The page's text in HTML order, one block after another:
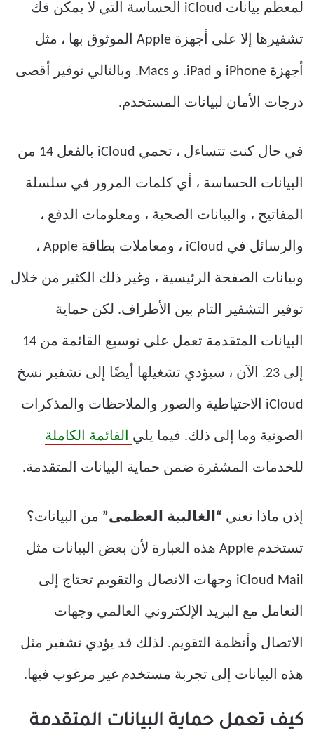
لمعظم بيانات iCloud الحساسة التي لا يمكن فك
تشفيرها إلا على أجهزة Apple الموثوق بها ، مثل
أجهزة iPhone و iPad. و Macs. وبالتالي توفير أقصى
درجات الأمان لبيانات المستخدم.
في حال كنت تتساءل ، تحمي iCloud بالفعل 14 من
البيانات الحساسة ، أي كلمات المرور في سلسلة
المفاتيح ، والبيانات الصحية ، ومعلومات الدفع ،
والرسائل في iCloud ، ومعاملات بطاقة Apple ،
وبيانات الصفحة الرئيسية ، وغير ذلك الكثير من خلال
توفير التشفير التام بين الأطراف. لكن حماية
البيانات المتقدمة تعمل على توسيع القائمة من 14
إلى 23. الآن ، سيؤدي تشغيلها أيضًا إلى تشفير نسخ
iCloud الاحتياطية والصور والملاحظات والمذكرات
الصوتية وما إلى ذلك. فيما يلي القائمة الكاملة
للخدمات المشفرة ضمن حماية البيانات المتقدمة.
إذن ماذا تعني “الغالبية العظمى” من البيانات؟
تستخدم Apple هذه العبارة لأن بعض البيانات مثل
iCloud Mail وجهات الاتصال والتقويم تحتاج إلى
التعامل مع البريد الإلكتروني العالمي وجهات
الاتصال وأنظمة التقويم. لذلك قد يؤدي تشفير مثل
هذه البيانات إلى تجربة مستخدم غير مرغوب فيها.
كيف تعمل حماية البيانات المتقدمة